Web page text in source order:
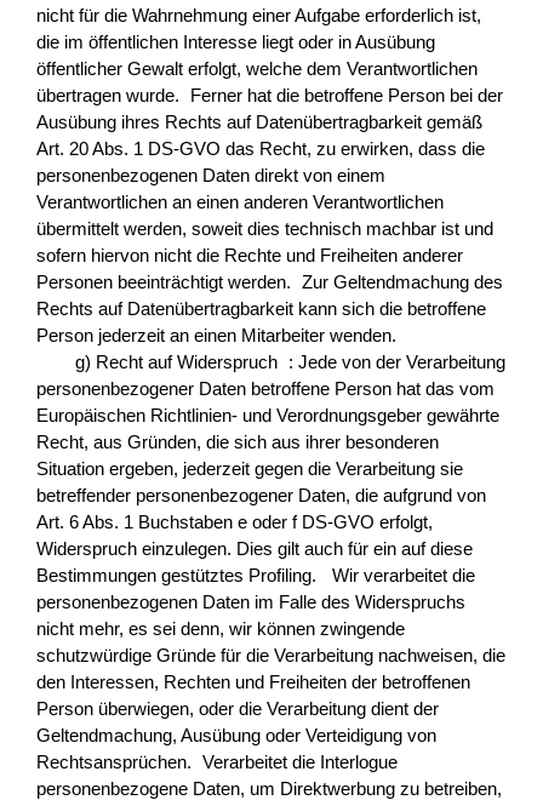
nicht für die Wahrnehmung einer Aufgabe erforderlich ist,
die im öffentlichen Interesse liegt oder in Ausübung
öffentlicher Gewalt erfolgt, welche dem Verantwortlichen
übertragen wurde. Ferner hat die betroffene Person bei der
Ausübung ihres Rechts auf Datenübertragbarkeit gemäß
Art. 20 Abs. 1 DS-GVO das Recht, zu erwirken, dass die
personenbezogenen Daten direkt von einem
Verantwortlichen an einen anderen Verantwortlichen
übermittelt werden, soweit dies technisch machbar ist und
sofern hiervon nicht die Rechte und Freiheiten anderer
Personen beeinträchtigt werden. Zur Geltendmachung des
Rechts auf Datenübertragbarkeit kann sich die betroffene
Person jederzeit an einen Mitarbeiter wenden.
g) Recht auf Widerspruch : Jede von der Verarbeitung
personenbezogener Daten betroffene Person hat das vom
Europäischen Richtlinien- und Verordnungsgeber gewährte
Recht, aus Gründen, die sich aus ihrer besonderen
Situation ergeben, jederzeit gegen die Verarbeitung sie
betreffender personenbezogener Daten, die aufgrund von
Art. 6 Abs. 1 Buchstaben e oder f DS-GVO erfolgt,
Widerspruch einzulegen. Dies gilt auch für ein auf diese
Bestimmungen gestütztes Profiling. Wir verarbeitet die
personenbezogenen Daten im Falle des Widerspruchs
nicht mehr, es sei denn, wir können zwingende
schutzwürdige Gründe für die Verarbeitung nachweisen, die
den Interessen, Rechten und Freiheiten der betroffenen
Person überwiegen, oder die Verarbeitung dient der
Geltendmachung, Ausübung oder Verteidigung von
Rechtsansprüchen. Verarbeitet die Interlogue
personenbezogene Daten, um Direktwerbung zu betreiben,